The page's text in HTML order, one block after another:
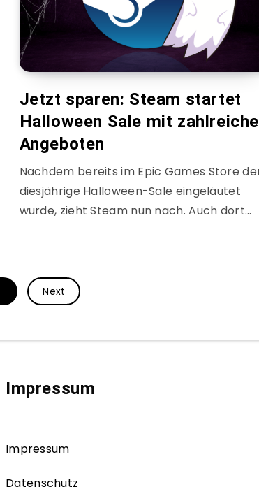
Jetzt sparen: Steam startet
Halloween Sale mit
Angeboten
Nachdem bereits im Epic Games Store
diesjährige Halloween-Sale eingeläutet
wurde, zieht Steam nun nach. Auch dort…
Next
Impressum
Impressum
Datenschutz